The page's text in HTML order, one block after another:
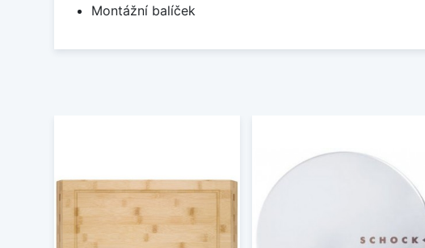
Montážní balíček